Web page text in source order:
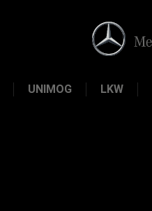
UNIMOG LKW